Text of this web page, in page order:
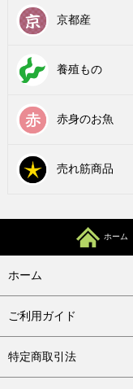
京都産
養殖もの
赤身のお魚
売れ筋商品
ホーム
ホーム
ご利用ガイド
特定商取引法